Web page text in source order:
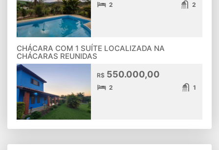
2 2
CHÁCARA COM 1 SUÍTE LOCALIZADA NA
CHÁCARAS REUNIDAS
R$ 550.000,00
2 1